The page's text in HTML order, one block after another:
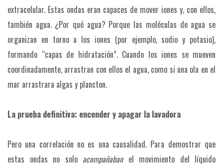
extracelular. Estas ondas eran capaces de mover iones y, con ellos,
también agua. ¿Por qué agua? Porque las moléculas de agua se
organizan en torno a los iones (por ejemplo, sodio y potasio),
formando “capas de hidratación”. Cuando los iones se mueven
coordinadamente, arrastran con ellos el agua, como si una ola en el
mar arrastrara algas y plancton.
La prueba definitiva: encender y apagar la lavadora
Pero una correlación no es una causalidad. Para demostrar que
estas ondas no solo acompañabanel movimiento del líquido